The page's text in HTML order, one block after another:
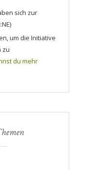
sich zur
um die Initiative
zu
du mehr